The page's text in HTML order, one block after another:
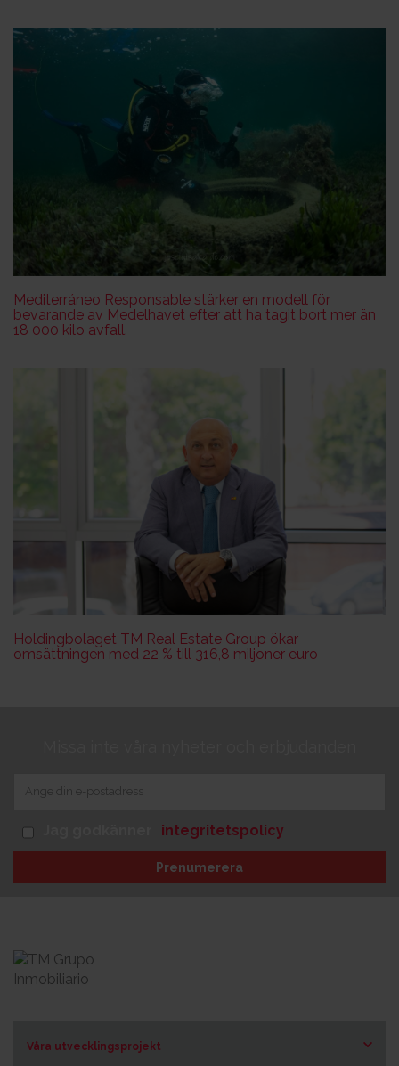
Mediterráneo Responsable stärker en modell för
bevarande av Medelhavet efter att ha tagit bort mer än
18 000 kilo avfall.
Holdingbolaget TM Real Estate Group ökar
omsättningen med 22 % till 316,8 miljoner euro
integritetspolicy
Prenumerera
Våra utvecklingsprojekt